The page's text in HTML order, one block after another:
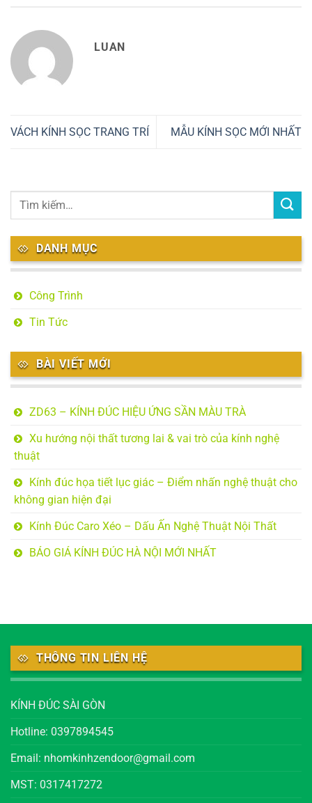
LUAN
VÁCH KÍNH SỌC TRANG TRÍ MẪU KÍNH SỌC MỚI NHẤT
DANH MỤC
Công Trình
Tin Tức
BÀI VIẾT MỚI
ZD63 – KÍNH ĐÚC HIỆU ỨNG SẦN MÀU TRÀ
Xu hướng nội thất tương lai & vai trò của kính nghệ
thuật
Kính đúc họa tiết lục giác – Điểm nhấn nghệ thuật cho
không gian hiện đại
Kính Đúc Caro Xéo – Dấu Ấn Nghệ Thuật Nội Thất
BÁO GIÁ KÍNH ĐÚC HÀ NỘI MỚI NHẤT
THÔNG TIN LIÊN HỆ
KÍNH ĐÚC SÀI GÒN
Hotline: 0397894545
Email: nhomkinhzendoor@gmail.com
MST: 0317417272